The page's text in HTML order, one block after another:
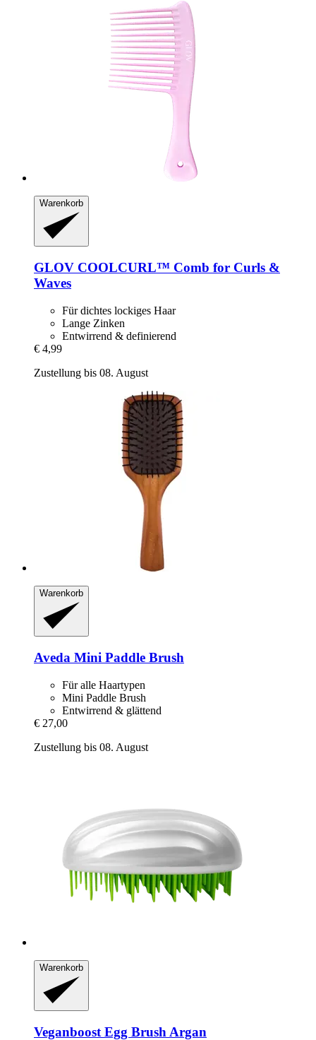
Warenkorb
GLOV COOLCURL™ Comb for Curls &
Waves
Für dichtes lockiges Haar
Lange Zinken
Entwirrend & definierend
€ 4,99
Zustellung bis 08. August
Warenkorb
Aveda Mini Paddle Brush
Für alle Haartypen
Mini Paddle Brush
Entwirrend & glättend
€ 27,00
Zustellung bis 08. August
Warenkorb
Veganboost Egg Brush Argan